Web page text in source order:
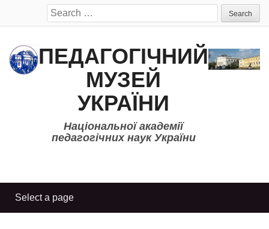
Search
for:
ПЕДАГОГІЧНИЙ
МУЗЕЙ
УКРАЇНИ
Національної академії
педагогічних наук України